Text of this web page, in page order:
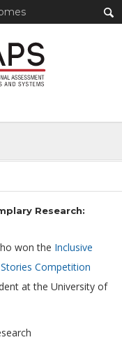
Research:
won the Inclusive
Competition
at the University of